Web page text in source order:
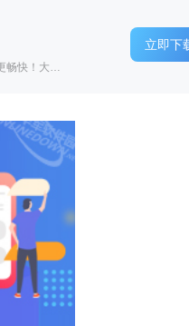
软件介绍: 由抖推出与功能上一致，但能提供不一样的体验，大量横屏资源，大屏刷抖音更畅快！大屏超清画质带...
立即下